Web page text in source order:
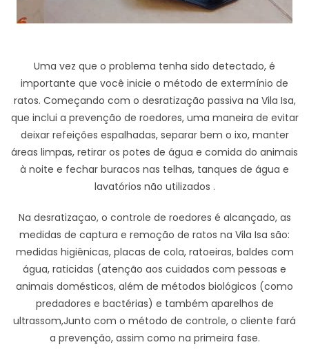
Uma vez que o problema tenha sido detectado, é
importante que você inicie o método de extermínio de
ratos. Começando com o desratização passiva na Vila Isa,
que inclui a prevenção de roedores, uma maneira de evitar
deixar refeições espalhadas, separar bem o ixo, manter
áreas limpas, retirar os potes de água e comida do animais
à noite e fechar buracos nas telhas, tanques de água e
lavatórios não utilizados .
Na desratizaçao, o controle de roedores é alcançado, as
medidas de captura e remoção de ratos na Vila Isa são:
medidas higiênicas, placas de cola, ratoeiras, baldes com
água, raticidas (atenção aos cuidados com pessoas e
animais domésticos, além de métodos biológicos (como
predadores e bactérias) e também aparelhos de
ultrassom,Junto com o método de controle, o cliente fará
a prevenção, assim como na primeira fase.